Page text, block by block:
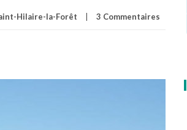
Hilaire-la-Forêt 3 Commentaires